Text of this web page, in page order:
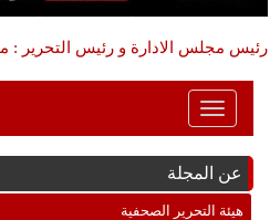
رئيس مجلس الادارة و رئيس التحرير :
Toggle
Navigation
عن المجلة
هيئة التحرير الصحفية